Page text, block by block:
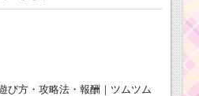
び方・攻略法・報酬｜ツムツム